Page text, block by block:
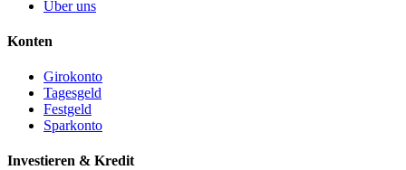
Über uns
Konten
Girokonto
Tagesgeld
Festgeld
Sparkonto
Investieren & Kredit